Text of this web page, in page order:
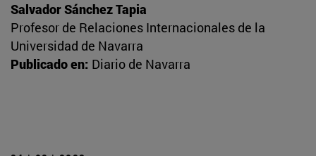
Salvador Sánchez Tapia
Profesor de Relaciones Internacionales de la
Universidad de Navarra
Publicado en: Diario de Navarra